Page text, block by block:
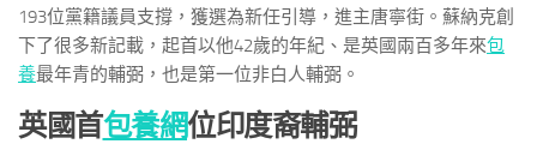
193位黨籍議員支撐，獲選為新任引導，進主唐寧街。蘇納克創
下了很多新記載，起首以他42歲的年紀、是英國兩百多年來包
養最年青的輔弼，也是第一位非白人輔弼。
英國首包養網位印度裔輔弼